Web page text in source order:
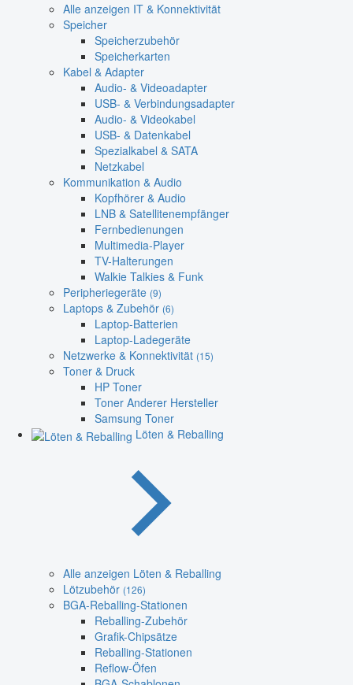
Alle anzeigen IT & Konnektivität
Speicher
Speicherzubehör
Speicherkarten
Kabel & Adapter
Audio- & Videoadapter
USB- & Verbindungsadapter
Audio- & Videokabel
USB- & Datenkabel
Spezialkabel & SATA
Netzkabel
Kommunikation & Audio
Kopfhörer & Audio
LNB & Satellitenempfänger
Fernbedienungen
Multimedia-Player
TV-Halterungen
Walkie Talkies & Funk
Peripheriegeräte (9)
Laptops & Zubehör (6)
Laptop-Batterien
Laptop-Ladegeräte
Netzwerke & Konnektivität (15)
Toner & Druck
HP Toner
Toner Anderer Hersteller
Samsung Toner
Löten & Reballing
Alle anzeigen Löten & Reballing
Lötzubehör (126)
BGA-Reballing-Stationen
Reballing-Zubehör
Grafik-Chipsätze
Reballing-Stationen
Reflow-Öfen